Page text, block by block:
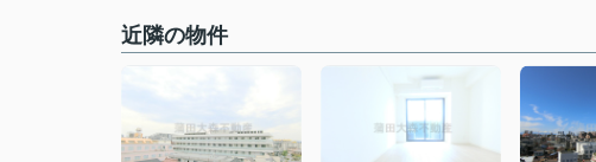
近隣の物件